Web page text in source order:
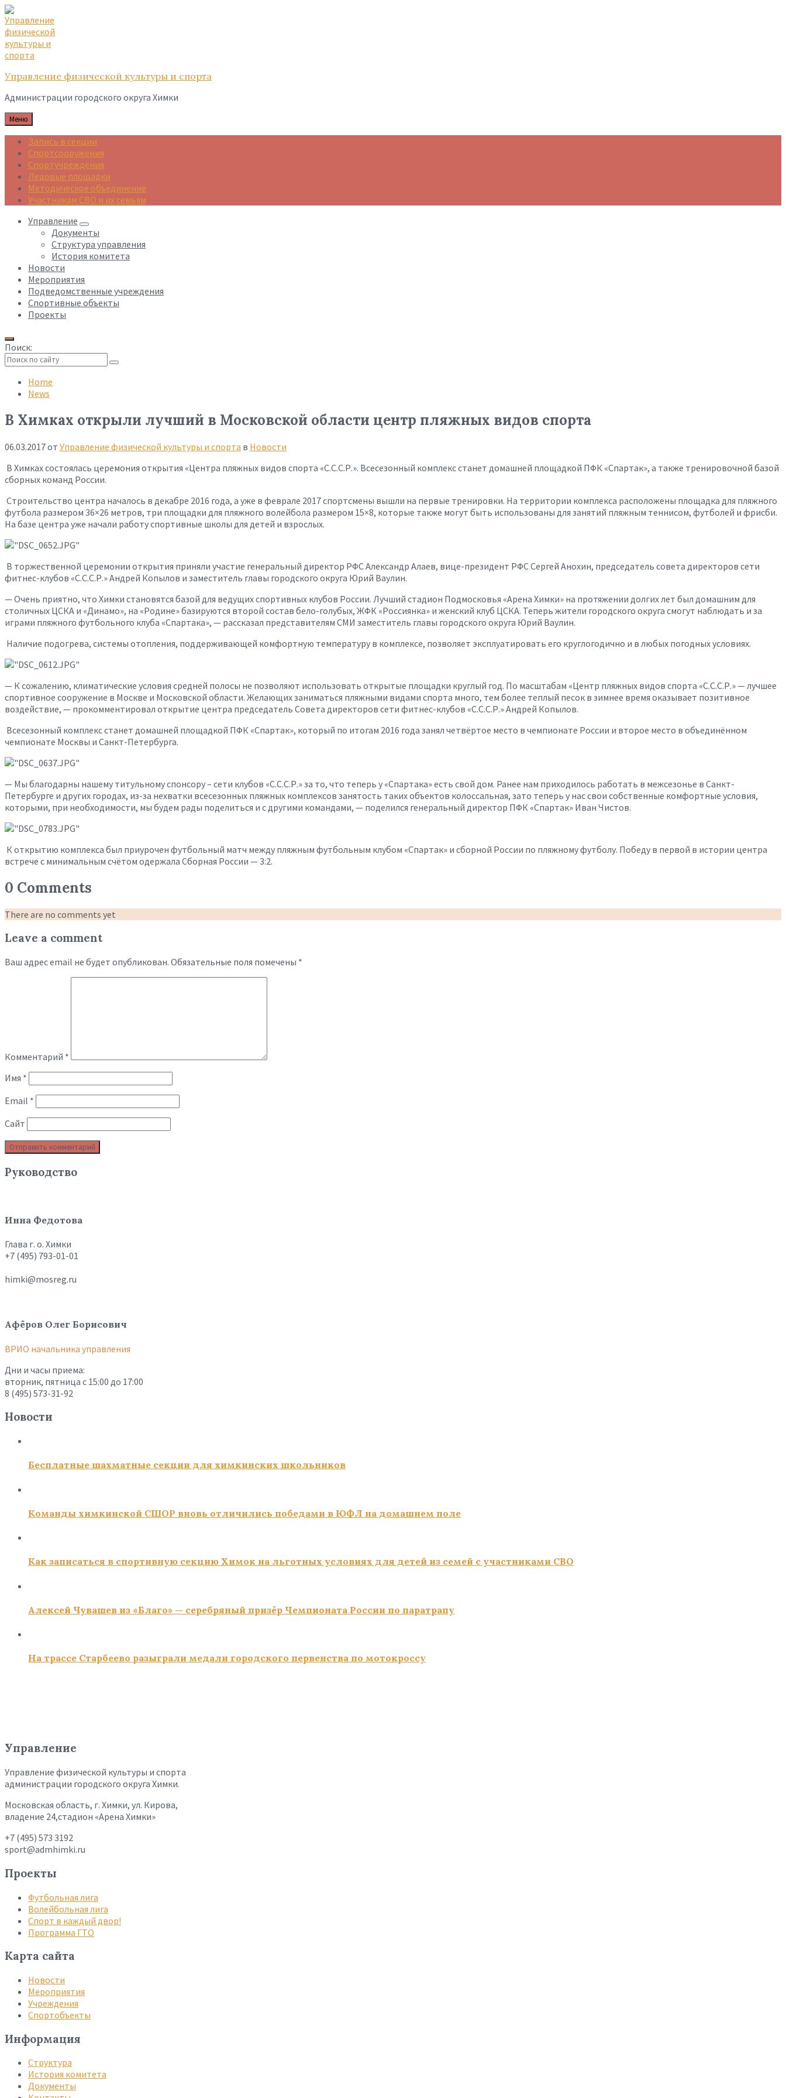
Skip
to
content
Skip
to
main
navigation
Skip
to
footer
Управление физической культуры и спорта
Администрации городского округа Химки
Меню
Запись в секции
Спортсооружения
Спортучреждения
Ледовые площадки
Методическое объединение
Участникам СВО и их семьям
Управление
Документы
Структура управления
История комитета
Новости
Мероприятия
Подведомственные учреждения
Спортивные объекты
Проекты
Поиск:
search
Home
News
В Химках открыли лучший в Московской области центр пляжных видов спорта
06.03.2017от Управление физической культуры и спорта в Новости
В Химках состоялась церемония открытия «Центра пляжных видов спорта «С.С.С.Р.». Всесезонный комплекс станет домашней площадкой ПФК «Спартак», а также тренировочной базой
сборных команд России.
Строительство центра началось в декабре 2016 года, а уже в феврале 2017 спортсмены вышли на первые тренировки. На территории комплекса расположены площадка для пляжного
футбола размером 36×26 метров, три площадки для пляжного волейбола размером 15×8, которые также могут быть использованы для занятий пляжным теннисом, футболей и фрисби.
На базе центра уже начали работу спортивные школы для детей и взрослых.
В торжественной церемонии открытия приняли участие генеральный директор РФС Александр Алаев, вице-президент РФС Сергей Анохин, председатель совета директоров сети
фитнес-клубов «С.С.С.Р.» Андрей Копылов и заместитель главы городского округа Юрий Ваулин.
— Очень приятно, что Химки становятся базой для ведущих спортивных клубов России. Лучший стадион Подмосковья «Арена Химки» на протяжении долгих лет был домашним для
столичных ЦСКА и «Динамо», на «Родине» базируются второй состав бело-голубых, ЖФК «Россиянка» и женский клуб ЦСКА. Теперь жители городского округа смогут наблюдать и за
играми пляжного футбольного клуба «Спартака», — рассказал представителям СМИ заместитель главы городского округа Юрий Ваулин.
Наличие подогрева, системы отопления, поддерживающей комфортную температуру в комплексе, позволяет эксплуатировать его круглогодично и в любых погодных условиях.
— К сожалению, климатические условия средней полосы не позволяют использовать открытые площадки круглый год. По масштабам «Центр пляжных видов спорта «С.С.С.Р.» — лучшее
спортивное сооружение в Москве и Московской области. Желающих заниматься пляжными видами спорта много, тем более теплый песок в зимнее время оказывает позитивное
воздействие, — прокомментировал открытие центра председатель Совета директоров сети фитнес-клубов «С.С.С.Р.» Андрей Копылов.
Всесезонный комплекс станет домашней площадкой ПФК «Спартак», который по итогам 2016 года занял четвёртое место в чемпионате России и второе место в объединённом
чемпионате Москвы и Санкт-Петербурга.
— Мы благодарны нашему титульному спонсору – сети клубов «С.С.С.Р.» за то, что теперь у «Спартака» есть свой дом. Ранее нам приходилось работать в межсезонье в Санкт-
Петербурге и других городах, из-за нехватки всесезонных пляжных комплексов занятость таких объектов колоссальная, зато теперь у нас свои собственные комфортные условия,
которыми, при необходимости, мы будем рады поделиться и с другими командами, — поделился генеральный директор ПФК «Спартак» Иван Чистов.
К открытию комплекса был приурочен футбольный матч между пляжным футбольным клубом «Спартак» и сборной России по пляжному футболу. Победу в первой в истории центра
встрече с минимальным счётом одержала Сборная России — 3:2.
0 Comments
There are no comments yet
Leave a comment
Ваш адрес email не будет опубликован. Обязательные поля помечены *
Комментарий *
Имя *
Email *
Сайт
Руководство
Инна Федотова
Глава г. о. Химки
+7 (495) 793-01-01
himki@mosreg.ru
Афёров Олег Борисович
ВРИО начальника управления
Дни и часы приема:
вторник, пятница с 15:00 до 17:00
8 (495) 573-31-92
Новости
Бесплатные шахматные секции для химкинских школьников
Команды химкинской СШОР вновь отличились победами в ЮФЛ на домашнем поле
Как записаться в спортивную секцию Химок на льготных условиях для детей из семей с участниками СВО
Алексей Чувашев из «Благо» — серебряный призёр Чемпионата России по паратрапу
На трассе Старбеево разыграли медали городского первенства по мотокроссу
Управление
Управление физической культуры и спорта
администрации городского округа Химки.
Московская область, г. Химки, ул. Кирова,
владение 24,стадион «Арена Химки»
+7 (495) 573 3192
sport@admhimki.ru
Проекты
Футбольная лига
Волейбольная лига
Спорт в каждый двор!
Программа ГТО
Карта сайта
Новости
Мероприятия
Учреждения
Спортобъекты
Информация
Структура
История комитета
Документы